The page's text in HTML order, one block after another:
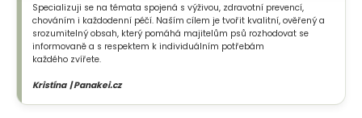
Specializuji se na témata spojená s výživou, zdravotní prevencí,
chováním i každodenní péčí. Naším cílem je tvořit kvalitní, ověřený a
srozumitelný obsah, který pomáhá majitelům psů rozhodovat se
informovaně a s respektem k individuálním potřebám
každého zvířete.
Kristína | Panakei.cz